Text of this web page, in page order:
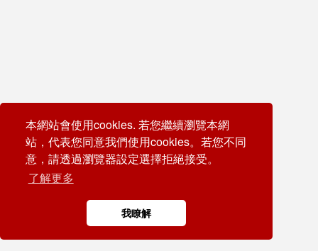
本網站會使用cookies. 若您繼續瀏覽本網
站，代表您同意我們使用cookies。若您不同
意，請透過瀏覽器設定選擇拒絕接受。
了解更多
我瞭解